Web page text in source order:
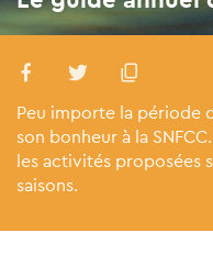
Peu importe la période
son bonheur à la
les activités proposées
saisons.